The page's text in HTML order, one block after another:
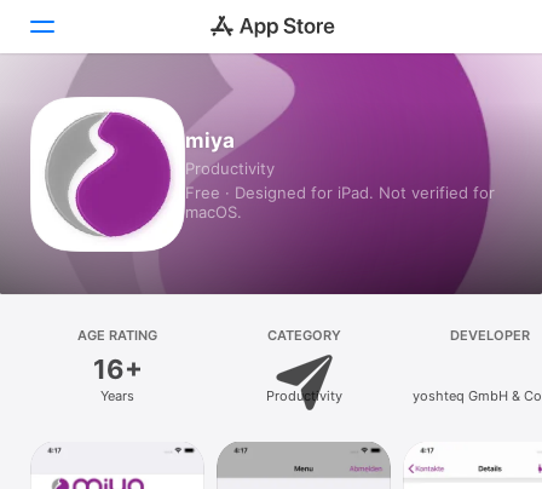
Today
Games
Apps
Platform
Mac
miya
Productivity
Free · Designed for iPad. Not verified for
macOS.
AGE RATING
16+
Years
CATEGORY
Productivity
DEVELOPER
yoshteq GmbH &